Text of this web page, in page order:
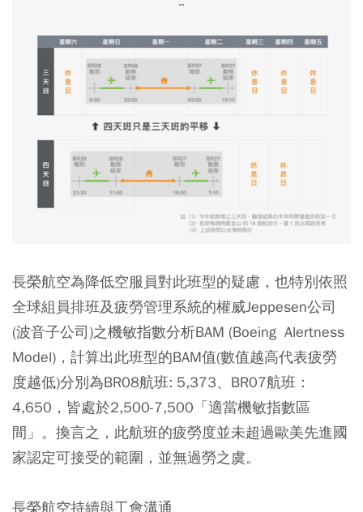
長榮航空為降低空服員對此班型的疑慮，也特別依照
全球組員排班及疲勞管理系統的權威Jeppesen公司
(波音子公司)之機敏指數分析BAM (Boeing Alertness
Model)，計算出此班型的BAM值(數值越高代表疲勞
度越低)分別為BR08航班: 5,373、BR07航班：
4,650，皆處於2,500-7,500「適當機敏指數區
間」。換言之，此航班的疲勞度並未超過歐美先進國
家認定可接受的範圍，並無過勞之虞。
長榮航空持續與工會溝通